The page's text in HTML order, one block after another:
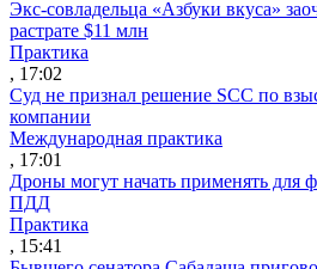
Экс-совладельца «Азбуки вкуса»
растрате $11 млн
Практика
, 17:02
Суд не признал решение SCC по
компании
Международная практика
, 17:01
Дроны могут начать применять для
ПДД
Практика
, 15:41